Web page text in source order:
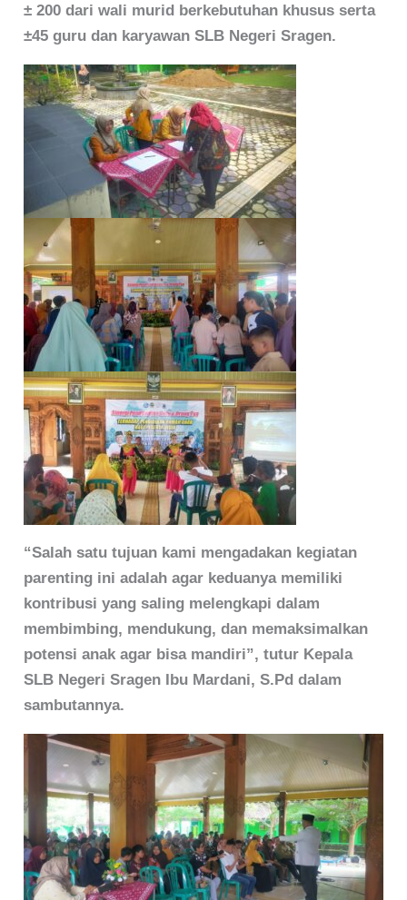
± 200 dari wali murid berkebutuhan khusus serta
±45 guru dan karyawan SLB Negeri Sragen.
“Salah satu tujuan kami mengadakan kegiatan
parenting ini adalah agar keduanya memiliki
kontribusi yang saling melengkapi dalam
membimbing, mendukung, dan memaksimalkan
potensi anak agar bisa mandiri”, tutur Kepala
SLB Negeri Sragen Ibu Mardani, S.Pd dalam
sambutannya.